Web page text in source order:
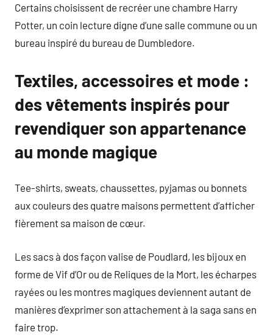
Certains choisissent de recréer une chambre Harry
Potter, un coin lecture digne d’une salle commune ou un
bureau inspiré du bureau de Dumbledore.
Textiles, accessoires et mode :
des vêtements inspirés pour
revendiquer son appartenance
au monde magique
Tee-shirts, sweats, chaussettes, pyjamas ou bonnets
aux couleurs des quatre maisons permettent d’afficher
fièrement sa maison de cœur.
Les sacs à dos façon valise de Poudlard, les bijoux en
forme de Vif d’Or ou de Reliques de la Mort, les écharpes
rayées ou les montres magiques deviennent autant de
manières d’exprimer son attachement à la saga sans en
faire trop.